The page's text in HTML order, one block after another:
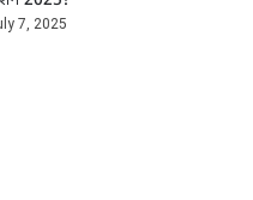
7, 2025